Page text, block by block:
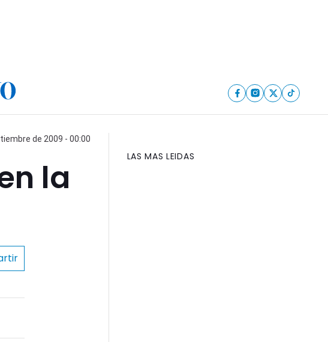
de 2009 - 00:00
la
LAS MAS LEIDAS